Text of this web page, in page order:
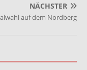
NÄCHSTER
auf dem Nordberg